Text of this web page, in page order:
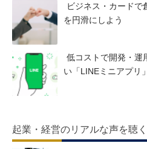
ビジネス・カードで
を円滑にしよう
低コストで開発・運
い「LINEミニアプリ
起業・経営のリアルな声を聴く